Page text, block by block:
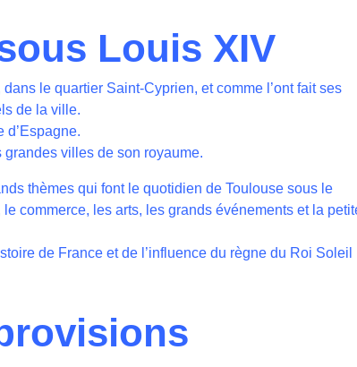
Louis XIV
le quartier Saint-Cyprien, et comme l’ont fait ses
de la ville.
d’Espagne.
grandes villes de son royaume.
thèmes qui font le quotidien de Toulouse sous le
commerce, les arts, les grands événements et la
de France et de l’influence du règne du Roi Soleil